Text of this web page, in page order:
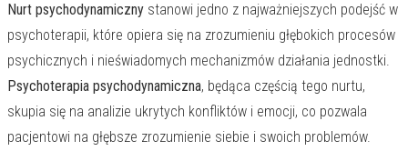
Nurt psychodynamiczny stanowi jedno z najważniejszych podejść w
psychoterapii, które opiera się na zrozumieniu głębokich procesów
psychicznych i nieświadomych mechanizmów działania jednostki.
Psychoterapia psychodynamiczna, będąca częścią tego nurtu,
skupia się na analizie ukrytych konfliktów i emocji, co pozwala
pacjentowi na głębsze zrozumienie siebie i swoich problemów.